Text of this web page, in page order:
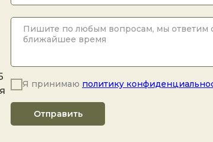
Я принимаю политику
Отправить